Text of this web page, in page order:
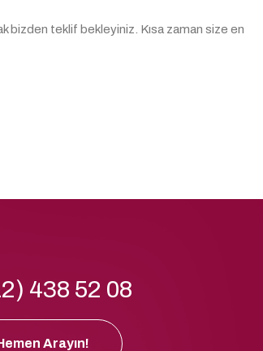
bizden teklif bekleyiniz. Kısa zaman size en
438 52 08
Arayın!